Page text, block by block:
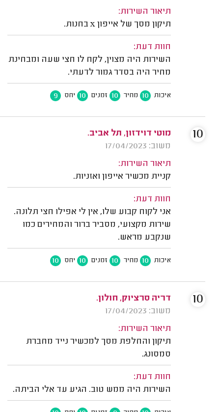
תיאור השירות:
תיקון מסך של אייפון x בחנות.
חוות דעת:
השירות היה מצוין, לקח לו חצי שעה ומבחינת
מחיר היה בסדר גמור לדעתי.
איכות 10 מחיר 10 זמנים 10 יחס 9
מוטי דוידזון, תל אביב.
משוב: 17/04/2023
תיאור השירות:
קניית מכשיר אייפון ואזניות.
חוות דעת:
אני לקוח קבוע שלו, אין לי אפילו חצי תלונה.
שירות מקצועי, מסביר ברור והמחירים כמו
שנקבע מראש.
איכות 10 מחיר 10 זמנים 10 יחס 10
10
דריה סרציוק, חולון.
משוב: 17/04/2023
תיאור השירות:
תיקון והחלפת מסך למכשיר נייד מחברת
סמסונג.
חוות דעת:
השירות היה ממש טוב. הגיע עד אלי הביתה.
10